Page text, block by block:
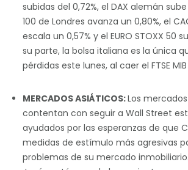
subidas del 0,72%, el DAX alemán sube
100 de Londres avanza un 0,80%, el
escala un 0,57% y el EURO STOXX 50
su parte, la bolsa italiana es la única
pérdidas este lunes, al caer el FTSE MIB
MERCADOS ASIÁTICOS:Los
contentan con seguir a Wall Street
ayudados por las esperanzas de que
medidas de estímulo más agresivas
problemas de su mercado inmobiliario.